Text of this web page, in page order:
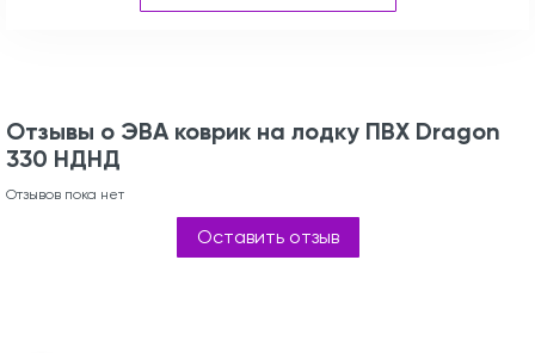
Отзывы о ЭВА коврик на лодку ПВХ Dragon
330 НДНД
Отзывов пока нет
Оставить отзыв